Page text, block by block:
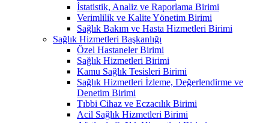
İstatistik, Analiz ve Raporlama Birimi
Verimlilik ve Kalite Yönetim Birimi
Sağlık Bakım ve Hasta Hizmetleri Birimi
Sağlık Hizmetleri Başkanlığı
Özel Hastaneler Birimi
Sağlık Hizmetleri Birimi
Kamu Sağlık Tesisleri Birimi
Sağlık Hizmetleri İzleme, Değerlendirme ve
Denetim Birimi
Tıbbi Cihaz ve Eczacılık Birimi
Acil Sağlık Hizmetleri Birimi